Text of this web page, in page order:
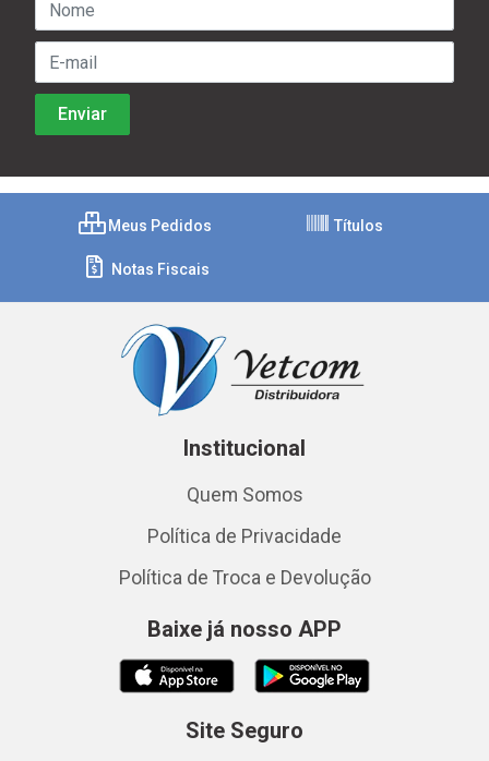
Meus Pedidos Títulos
Notas Fiscais
Institucional
Quem Somos
Política de Privacidade
Política de Troca e Devolução
Baixe já nosso APP
Site Seguro